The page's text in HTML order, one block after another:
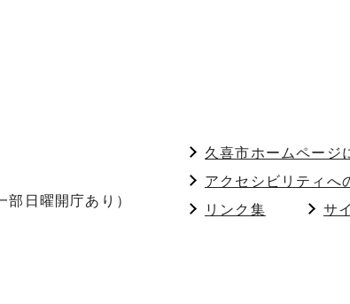
日曜開庁あり）
久喜市ホームページ
アクセシビリティへ
リンク集
サ